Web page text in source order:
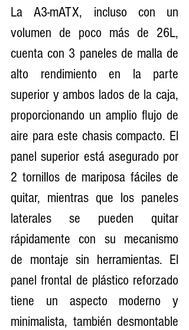
La A3-mATX, incluso con un
volumen de poco más de 26L,
cuenta con 3 paneles de malla de
alto rendimiento en la parte
superior y ambos lados de la caja,
proporcionando un amplio flujo de
aire para este chasis compacto. El
panel superior está asegurado por
2 tornillos de mariposa fáciles de
quitar, mientras que los paneles
laterales se pueden quitar
rápidamente con su mecanismo
de montaje sin herramientas. El
panel frontal de plástico reforzado
tiene un aspecto moderno y
minimalista, también desmontable